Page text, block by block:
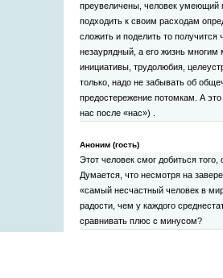
преувеличены, человек умеющий
подходить к своим расходам
сложить и поделить то получится
незаурядный, а его жизнь
инициативы, трудолюбия,
только, надо не забывать об
предостережение потомкам. А
нас после «нас») .
Аноним (гость)
Этот человек смог добиться
Думается, что несмотря на
«самый несчастный человек в
радости, чем у каждого
сравнивать плюс с минусом?